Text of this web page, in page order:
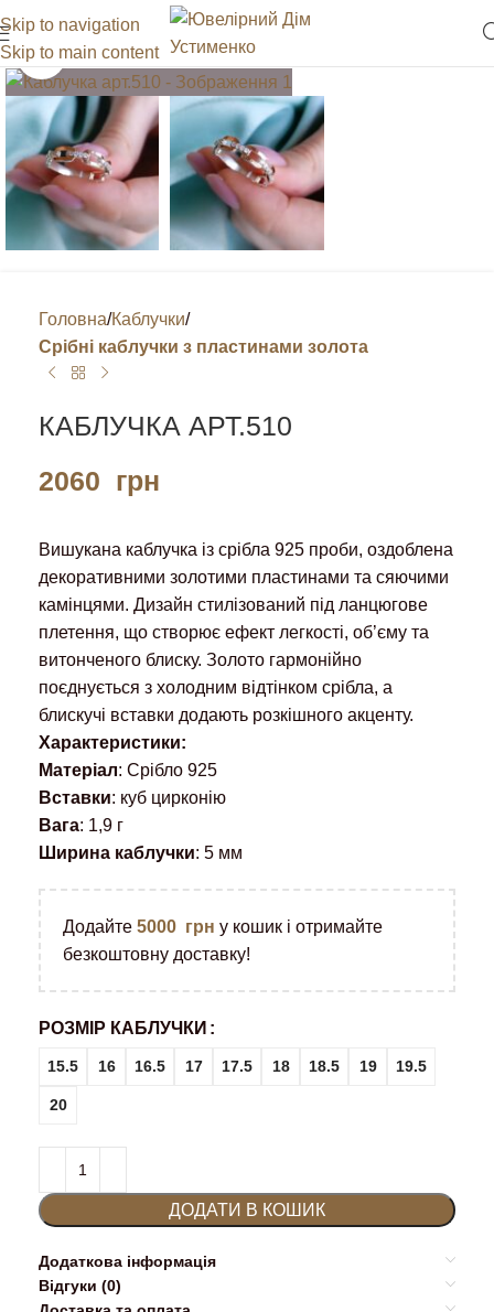
Skip to navigation
Skip to main content
Клацніть, щоб збільшити
Головна Каблучки
Срібні каблучки з пластинами золота
КАБЛУЧКА АРТ.510
2060 грн
Вишукана каблучка із срібла 925 проби, оздоблена
декоративними золотими пластинами та сяючими
камінцями. Дизайн стилізований під ланцюгове
плетення, що створює ефект легкості, об’єму та
витонченого блиску. Золото гармонійно
поєднується з холодним відтінком срібла, а
блискучі вставки додають розкішного акценту.
Характеристики:
Матеріал: Срібло 925
Вставки: куб цирконію
Вага: 1,9 г
Ширина каблучки: 5 мм
Додайте 5000 грн у кошик і отримайте
безкоштовну доставку!
РОЗМІР КАБЛУЧКИ
15.5 16 16.5 17 17.5 18 18.5 19 19.5
20
ДОДАТИ В КОШИК
Додаткова інформація
Відгуки (0)